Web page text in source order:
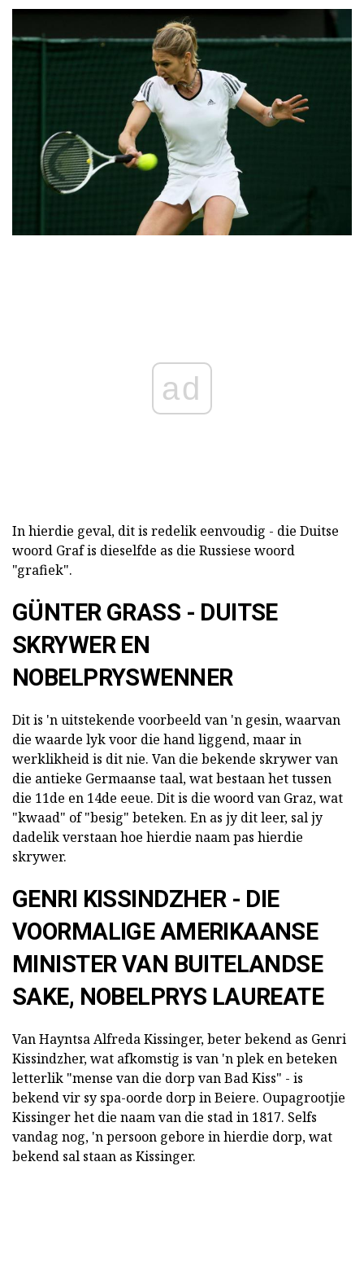
ad
In hierdie geval, dit is redelik eenvoudig - die Duitse
woord Graf is dieselfde as die Russiese woord
"grafiek".
GÜNTER GRASS - DUITSE
SKRYWER EN
NOBELPRYSWENNER
Dit is 'n uitstekende voorbeeld van 'n gesin, waarvan
die waarde lyk voor die hand liggend, maar in
werklikheid is dit nie. Van die bekende skrywer van
die antieke Germaanse taal, wat bestaan het tussen
die 11de en 14de eeue. Dit is die woord van Graz, wat
"kwaad" of "besig" beteken. En as jy dit leer, sal jy
dadelik verstaan hoe hierdie naam pas hierdie
skrywer.
GENRI KISSINDZHER - DIE
VOORMALIGE AMERIKAANSE
MINISTER VAN BUITELANDSE
SAKE, NOBELPRYS LAUREATE
Van Hayntsa Alfreda Kissinger, beter bekend as Genri
Kissindzher, wat afkomstig is van 'n plek en beteken
letterlik "mense van die dorp van Bad Kiss" - is
bekend vir sy spa-oorde dorp in Beiere. Oupagrootjie
Kissinger het die naam van die stad in 1817. Selfs
vandag nog, 'n persoon gebore in hierdie dorp, wat
bekend sal staan as Kissinger.